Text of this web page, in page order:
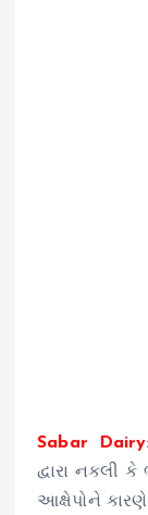
Sabar Dairy
દ્વારા નકલી
આક્ષેપોને